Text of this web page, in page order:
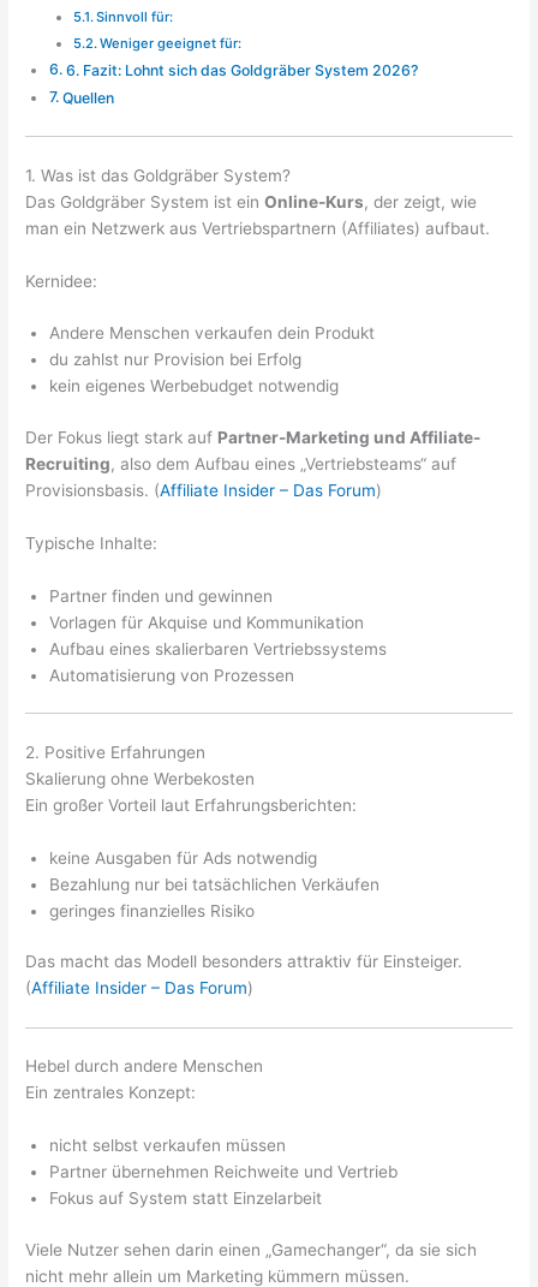
Sinnvoll für:
Weniger geeignet für:
6. Fazit: Lohnt sich das Goldgräber System 2026?
Quellen
1. Was ist das Goldgräber System?
Das Goldgräber System ist einOnline-Kurs, der zeigt, wie
man ein Netzwerk aus Vertriebspartnern (Affiliates) aufbaut.
Kernidee:
Andere Menschen verkaufen dein Produkt
du zahlst nur Provision bei Erfolg
kein eigenes Werbebudget notwendig
Der Fokus liegt stark auf Partner-Marketing und Affiliate-
Recruiting, also dem Aufbau eines „Vertriebsteams“ auf
Provisionsbasis. (Affiliate Insider – Das Forum)
Typische Inhalte:
Partner finden und gewinnen
Vorlagen für Akquise und Kommunikation
Aufbau eines skalierbaren Vertriebssystems
Automatisierung von Prozessen
2. Positive Erfahrungen
Skalierung ohne Werbekosten
Ein großer Vorteil laut Erfahrungsberichten:
keine Ausgaben für Ads notwendig
Bezahlung nur bei tatsächlichen Verkäufen
geringes finanzielles Risiko
Das macht das Modell besonders attraktiv für Einsteiger.
(Affiliate Insider – Das Forum)
Hebel durch andere Menschen
Ein zentrales Konzept:
nicht selbst verkaufen müssen
Partner übernehmen Reichweite und Vertrieb
Fokus auf System statt Einzelarbeit
Viele Nutzer sehen darin einen „Gamechanger“, da sie sich
nicht mehr allein um Marketing kümmern müssen.